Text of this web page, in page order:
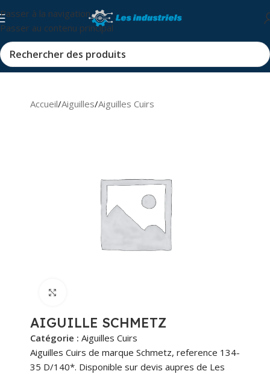
Passer à la navigation
Passer au contenu principal
Accueil/Aiguilles/Aiguilles Cuirs
AIGUILLE SCHMETZ
Catégorie : Aiguilles Cuirs
Aiguilles Cuirs de marque Schmetz, reference 134-
35 D/140*. Disponible sur devis aupres de Les